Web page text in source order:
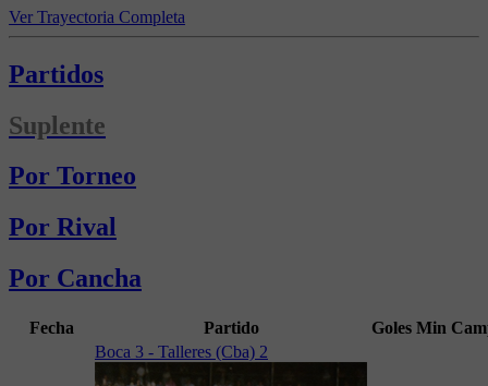
Ver Trayectoria Completa
Partidos
Suplente
Por Torneo
Por Rival
Por Cancha
Fecha Partido Goles Min
Boca 3 - Talleres (Cba) 2